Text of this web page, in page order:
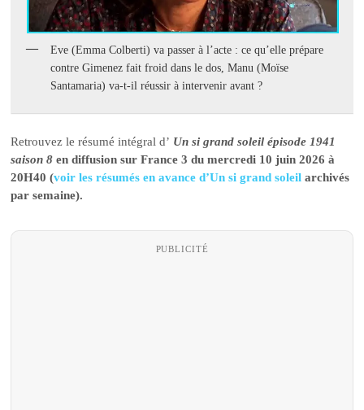
Eve (Emma Colberti) va passer à l’acte : ce qu’elle prépare
contre Gimenez fait froid dans le dos, Manu (Moïse
Santamaria) va-t-il réussir à intervenir avant ?
Retrouvez le résumé intégral d’ Un si grand soleil épisode 1941
saison 8 en diffusion sur France 3 du mercredi 10 juin 2026 à
20H40 (voir les résumés en avance d’Un si grand soleil archivés
par semaine).
PUBLICITÉ